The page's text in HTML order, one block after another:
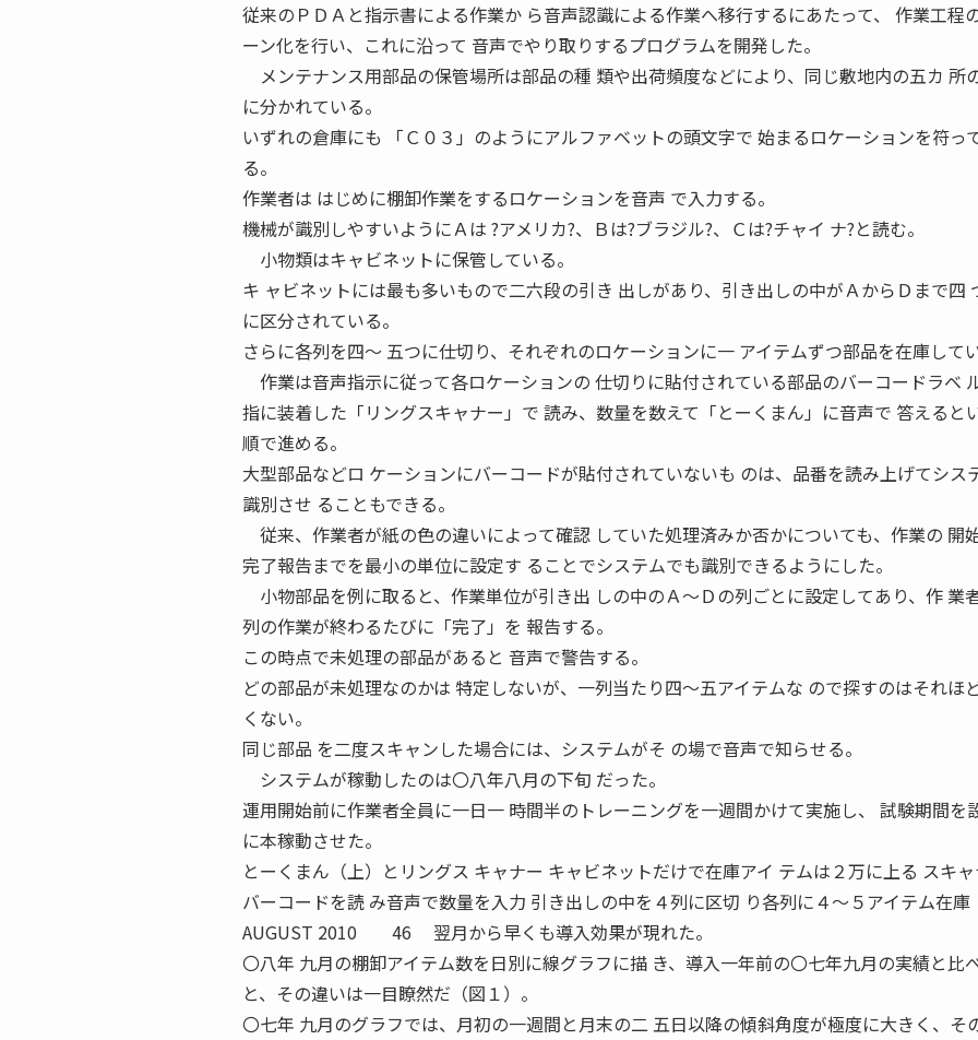
従来のＰＤＡと指示書による作業か ら音声認識による作業へ移行するにあたって、 作業工程
ーン化を行い、これに沿って 音声でやり取りするプログラムを開発した。
メンテナンス用部品の保管場所は部品の種 類や出荷頻度などにより、同じ敷地内の五カ 所
に分かれている。
いずれの倉庫にも 「Ｃ０３」のようにアルファベットの頭文字で 始まるロケーションを符っ
る。
作業者は はじめに棚卸作業をするロケーションを音声 で入力する。
機械が識別しやすいようにＡは ?アメリカ?、Ｂは?ブラジル?、Ｃは?チャイ ナ?と読む。
小物類はキャビネットに保管している。
キ ャビネットには最も多いもので二六段の引き 出しがあり、引き出しの中がＡからＤまで四
に区分されている。
さらに各列を四〜 五つに仕切り、それぞれのロケーションに一 アイテムずつ部品を在庫してい
作業は音声指示に従って各ロケーションの 仕切りに貼付されている部品のバーコードラベ ル
指に装着した「リングスキャナー」で 読み、数量を数えて「とーくまん」に音声で 答えると
順で進める。
大型部品などロ ケーションにバーコードが貼付されていないも のは、品番を読み上げてシス
識別させ ることもできる。
従来、作業者が紙の色の違いによって確認 していた処理済みか否かについても、作業の 開
完了報告までを最小の単位に設定す ることでシステムでも識別できるようにした。
小物部品を例に取ると、作業単位が引き出 しの中のＡ〜Ｄの列ごとに設定してあり、作 業
列の作業が終わるたびに「完了」を 報告する。
この時点で未処理の部品があると 音声で警告する。
どの部品が未処理なのかは 特定しないが、一列当たり四〜五アイテムな ので探すのはそれほ
くない。
同じ部品 を二度スキャンした場合には、システムがそ の場で音声で知らせる。
システムが稼動したのは〇八年八月の下旬 だった。
運用開始前に作業者全員に一日一 時間半のトレーニングを一週間かけて実施し、 試験期間を
に本稼動させた。
とーくまん（上）とリングス キャナー キャビネットだけで在庫アイ テムは２万に上る スキ
バーコードを読 み音声で数量を入力 引き出しの中を４列に区切 り各列に４〜５アイテム在庫
AUGUST 2010 46 翌月から早くも導入効果が現れた。
〇八年 九月の棚卸アイテム数を日別に線グラフに描 き、導入一年前の〇七年九月の実績と比
と、その違いは一目瞭然だ（図１）。
〇七年 九月のグラフでは、月初の一週間と月末の二 五日以降の傾斜角度が極度に大きく、そ